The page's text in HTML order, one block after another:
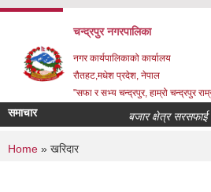
चन्द्रपुर नगरपालिका
नगर कार्यपालिकाको कार्यालय
रौतहट,मधेश प्रदेश, नेपाल
"सफा र सभ्य चन्द्रपुर, हाम्रो चन्द्रपुर
समाचार बजार क्षेत्र सरसफाई
You are here
Home » खरिदार